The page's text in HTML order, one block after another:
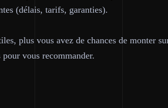
(délais, tarifs, garanties).
plus vous avez de chances de monter
vous recommander.